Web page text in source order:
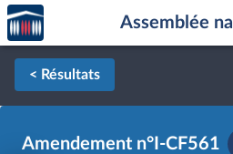
Aller au contenu
Aller en bas de la page
Accèder
à la
page
d'accueil
Assemblée
< Résultats
Amendement n°I-CF561